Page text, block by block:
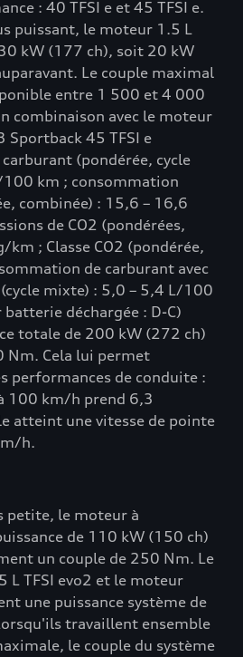
: 40 TFSI e et 45 TFSI e.
puissant, le moteur 1.5 L
kW (177 ch), soit 20 kW
Le couple maximal
entre 1 500 et 4 000
combinaison avec le moteur
Sportback 45 TFSI e
(pondérée, cycle
km ; consommation
combinée) : 15,6 – 16,6
de CO2 (pondérées,
km ; Classe CO2 (pondérée,
de carburant avec
mixte) : 5,0 – 5,4 L/100
batterie déchargée : D-C)
totale de 200 kW (272 ch)
Nm. Cela lui permet
performances de conduite :
100 km/h prend 6,3
atteint une vitesse de pointe
h.
petite, le moteur à
de 110 kW (150 ch)
un couple de 250 Nm. Le
L TFSI evo2 et le moteur
une puissance système de
travaillent ensemble
le couple du système